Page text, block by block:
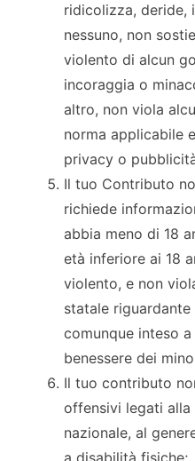
ridicolizza, deride,
nessuno, non
violento di alcun
incoraggia o
altro, non viola
norma applicabile
privacy o
Il tuo Contributo
richiede
abbia meno di 18
età inferiore ai 18
violento, e non
statale
comunque inteso
benessere dei
Il tuo contributo
offensivi legati
nazionale, al
a disabilità fisiche;